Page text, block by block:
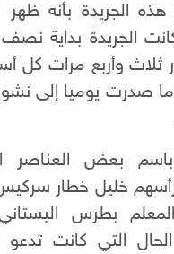
هذه الجريدة بأنه ظهر
الجريدة بداية نصف
وأربع مرات كل
عندما صدرت يوميا إلى
بعض العناصر
المعلم بطرس
التي كانت تدعو